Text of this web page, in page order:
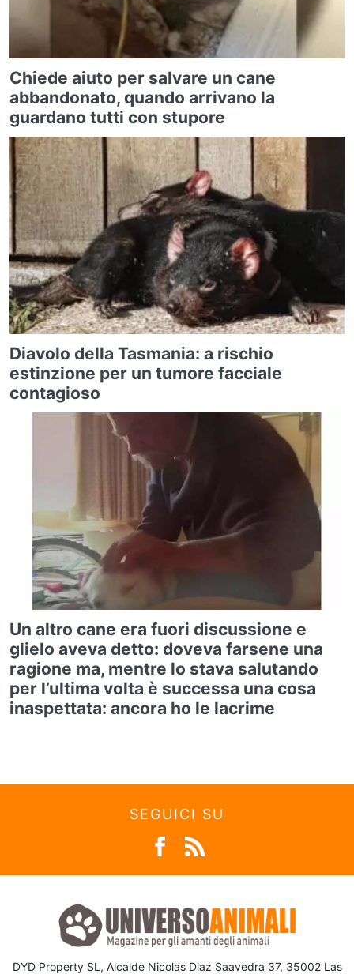
Chiede aiuto per salvare un cane
abbandonato, quando arrivano la
guardano tutti con stupore
Diavolo della Tasmania: a rischio
estinzione per un tumore facciale
contagioso
Un altro cane era fuori discussione e
glielo aveva detto: doveva farsene una
ragione ma, mentre lo stava salutando
per l’ultima volta è successa una cosa
inaspettata: ancora ho le lacrime
SEGUICI SU
DYD Property SL, Alcalde Nicolas Diaz Saavedra 37, 35002 Las